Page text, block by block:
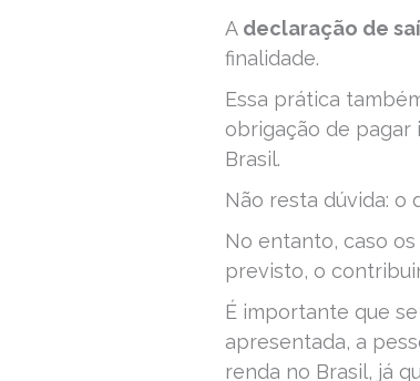
A declaração de
finalidade.
Essa prática
obrigação de pagar
Brasil.
Não resta dúvida:
No entanto, caso
previsto, o
É importante que
apresentada, a
renda no Brasil, já